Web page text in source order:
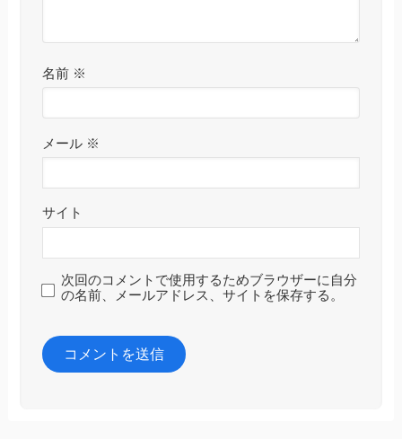
名前 ※
メール ※
サイト
次回のコメントで使用するためブラウザーに自分
の名前、メールアドレス、サイトを保存する。